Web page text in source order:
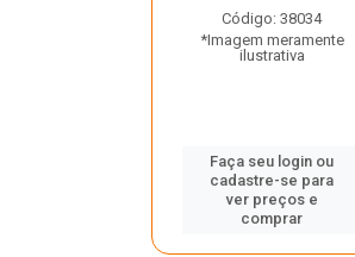
Código: 38034
*Imagem meramente
ilustrativa
Faça seu login ou
cadastre-se para
ver preços e
comprar